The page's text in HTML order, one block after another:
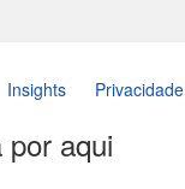
Insights Privacidade
aqui